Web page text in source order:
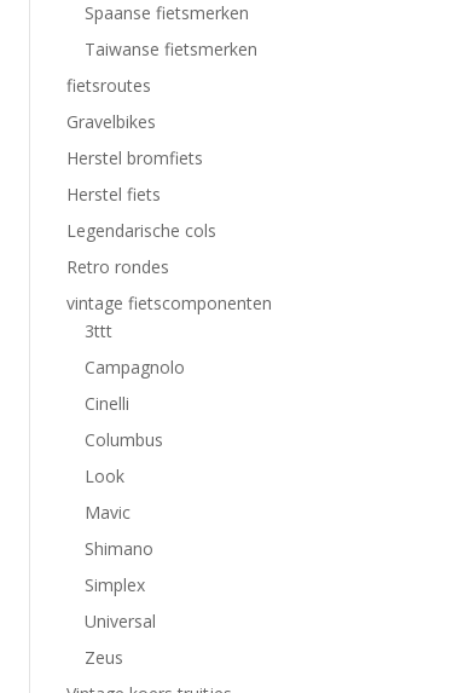
Spaanse fietsmerken
Taiwanse fietsmerken
fietsroutes
Gravelbikes
Herstel bromfiets
Herstel fiets
Legendarische cols
Retro rondes
vintage fietscomponenten
3ttt
Campagnolo
Cinelli
Columbus
Look
Mavic
Shimano
Simplex
Universal
Zeus